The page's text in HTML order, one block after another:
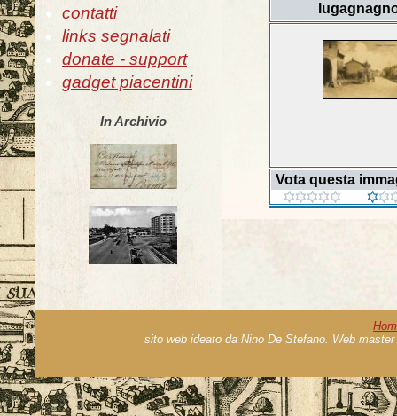
contatti
links segnalati
donate - support
gadget piacentini
In Archivio
Vota questa
sito web ideato da Nino De Stefano. Web